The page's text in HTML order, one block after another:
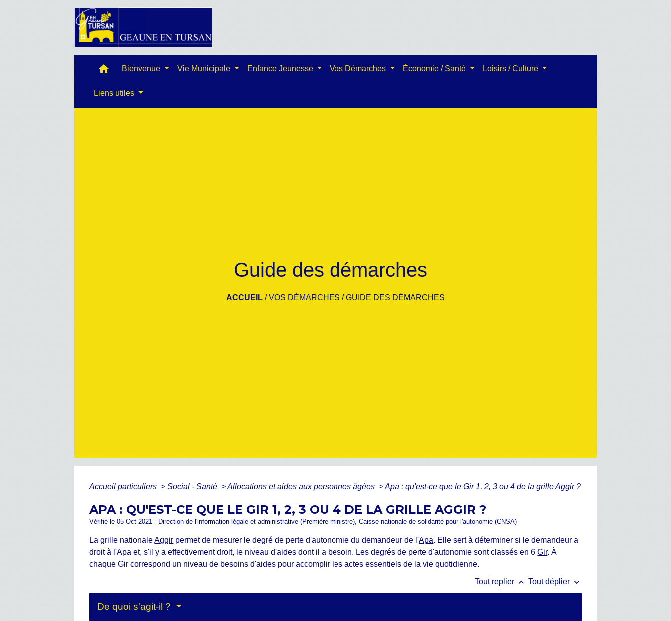
home Bienvenue Vie Municipale Enfance Jeunesse Vos Démarches Économie / Santé Loisirs / Culture
Liens utiles
Guide des démarches
ACCUEIL /VOS DÉMARCHES /GUIDE DES DÉMARCHES
Accueil particuliers > Social - Santé > Allocations et aides aux personnes âgées > Apa : qu'est-ce que le Gir 1, 2, 3 ou 4 de la grille Aggir ?
APA : QU'EST-CE QUE LE GIR 1, 2, 3 OU 4 DE LA GRILLE AGGIR ?
Vérifié le 05 Oct 2021 - Direction de l'information légale et administrative (Première ministre), Caisse nationale de solidarité pour l'autonomie (CNSA)
La grille nationaleAggir permet de mesurer le degré de perte d'autonomie du demandeur de l'Apa. Elle sert à déterminer si le demandeur a
droit à l'Apa et, s'il y a effectivement droit, le niveau d'aides dont il a besoin. Les degrés de perte d'autonomie sont classés en 6Gir. À
chaque Gir correspond un niveau de besoins d'aides pour accomplir les actes essentiels de la vie quotidienne.
Tout replier keyboard_arrow_up Tout déplier keyboard_arrow_down
De quoi s'agit-il ?